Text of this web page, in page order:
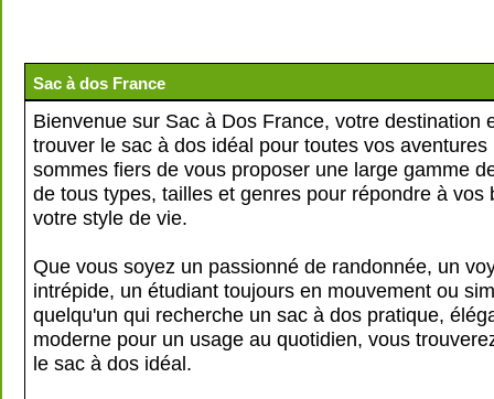
Sac à dos France
Bienvenue sur Sac à Dos France, votre destination
trouver le sac à dos idéal pour toutes vos aventures
sommes fiers de vous proposer une large gamme
de tous types, tailles et genres pour répondre à vos
votre style de vie.
Que vous soyez un passionné de randonnée, un
intrépide, un étudiant toujours en mouvement ou
quelqu'un qui recherche un sac à dos pratique,
moderne pour un usage au quotidien, vous
le sac à dos idéal.